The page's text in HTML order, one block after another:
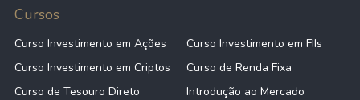
Cursos
Curso Investimento em Ações
Curso Investimento em FIIs
Curso Investimento em Criptos
Curso de Renda Fixa
Curso de Tesouro Direto
Introdução ao Mercado